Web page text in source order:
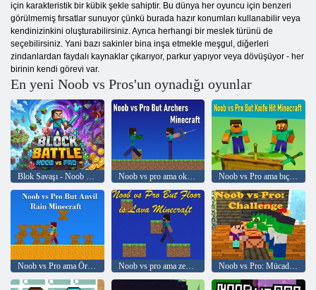
için karakteristik bir kübik şekle sahiptir. Bu dünya her oyuncu için benzeri
görülmemiş fırsatlar sunuyor çünkü burada hazır konumları kullanabilir veya
kendinizinkini oluşturabilirsiniz. Ayrıca herhangi bir meslek türünü de
seçebilirsiniz. Yani bazı sakinler bina inşa etmekle meşgul, diğerleri
zindanlardan faydalı kaynaklar çıkarıyor, parkur yapıyor veya dövüşüyor - her
birinin kendi görevi var.
En yeni Noob vs Pros'un oynadığı oyunlar
Blok Savaşı - Noob vs Pro Noob vs pro ama okçular minecraft Noob vs Pro ama bıçak Minecraft'a çarptı
Noob vs Pro ama Örs Rain Minecraft Noob vs pro ama zemin lav minecraft Noob vs Pro: Mücadele